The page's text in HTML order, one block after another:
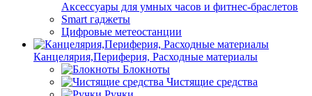
Аксессуары для умных часов и фитнес-браслетов
Smart гаджеты
Цифровые метеостанции
Канцелярия,Периферия, Расходные материалы
Блокноты
Чистящие средства